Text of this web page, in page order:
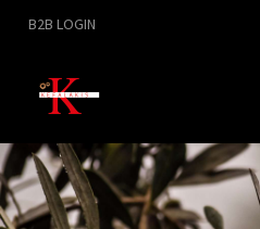
B2B LOGIN